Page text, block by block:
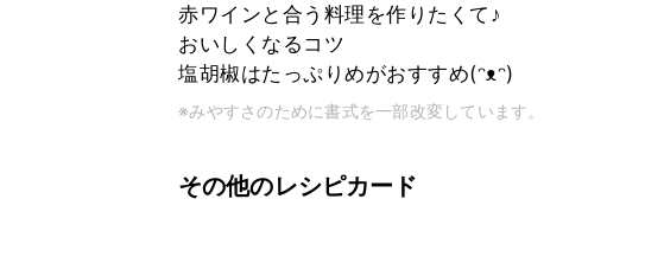
赤ワインと合う料理を作りたくて♪
おいしくなるコツ
塩胡椒はたっぷりめがおすすめ(ᵔᴥᵔ)
※みやすさのために書式を一部改変しています。
その他のレシピカード